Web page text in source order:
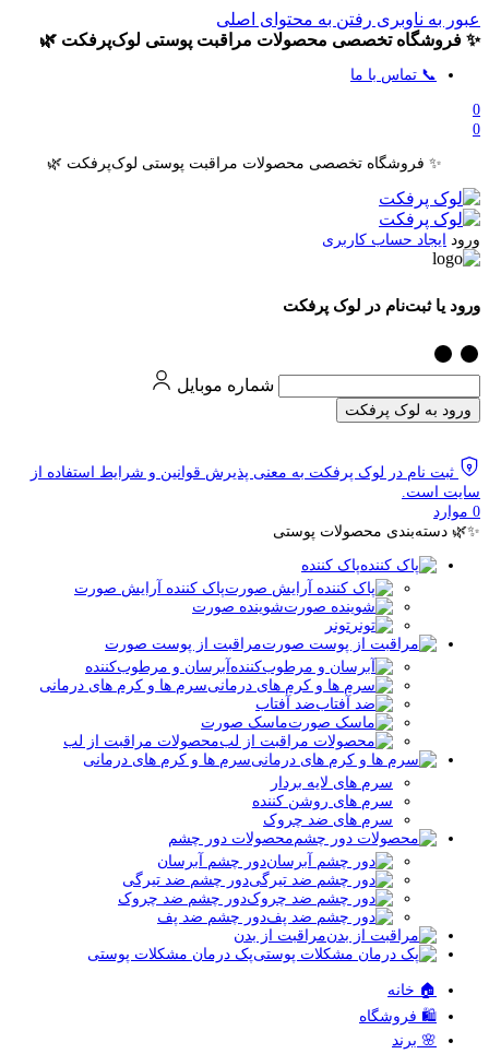
عبور به ناوبری رفتن به محتوای اصلی
✨ فروشگاه تخصصی محصولات مراقبت پوستی لوک‌پرفکت 🌿
📞 تماس با ما
0
0
✨ فروشگاه تخصصی محصولات مراقبت پوستی لوک‌پرفکت 🌿
ورود ایجاد حساب کاربری
ورود یا ثبت‌نام در لوک پرفکت
شماره موبایل
ورود به لوک پرفکت
ثبت نام در لوک پرفکت به معنی پذیرش قوانین و شرایط استفاده از
سایت است.
0 موارد
✨🌿 دسته‌بندی محصولات پوستی
پاک کننده
پاک کننده آرایش صورت
شوینده صورت
تونر
مراقبت از پوست صورت
آبرسان و مرطوب‌کننده
سرم ها و کرم های درمانی
ضد آفتاب
ماسک صورت
محصولات مراقبت از لب
سرم ها و کرم های درمانی
سرم های لایه بردار
سرم های روشن کننده
سرم های ضد چروک
محصولات دور چشم
دور چشم آبرسان
دور چشم ضد تیرگی
دور چشم ضد چروک
دور چشم ضد پف
مراقبت از بدن
پک درمان مشکلات پوستی
🏠 خانه
🛍️ فروشگاه
🌸 برند